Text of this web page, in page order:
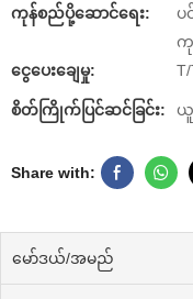
ကုန်စည်ပို့ဆောင်ရေး:
ပ
ကု
ငွေပေးချေမှု:
T/
စိတ်ကြိုက်ပြင်ဆင်ခြင်း: ယူ
Share with:
မော်ဒယ်/အမည်